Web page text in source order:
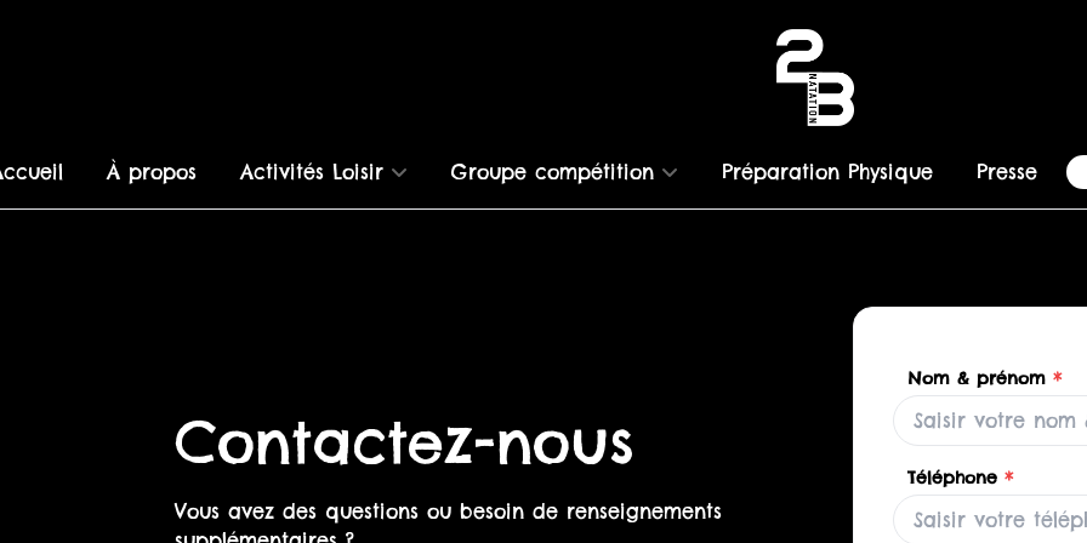
À propos Activités Loisir Groupe compétition Préparation Physique Presse
Contactez-nous
Vous avez des questions ou besoin de renseignements
Nom & prénom *
Téléphone *